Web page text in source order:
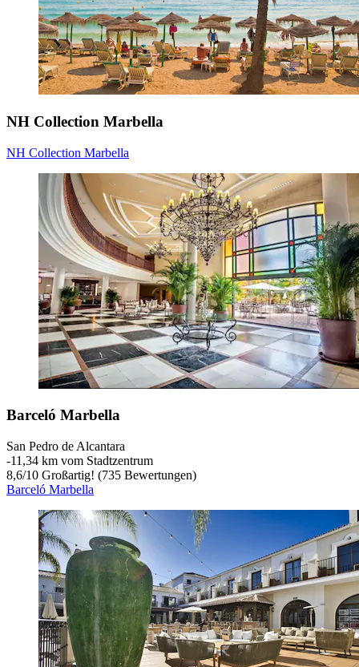
NH Collection Marbella
NH Collection Marbella
Barceló Marbella
San Pedro de Alcantara
‐11,34 km vom Stadtzentrum
8,6/10 Großartig! (735 Bewertungen)
Barceló Marbella